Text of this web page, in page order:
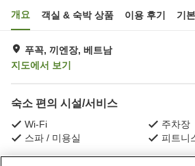
개요 객실 & 숙박 상품 이용 후기 기
푸꼭, 끼엔장, 베트남
지도에서 보기
숙소 편의 시설/서비스
Wi-Fi
주차장
스파 / 미용실
피트니